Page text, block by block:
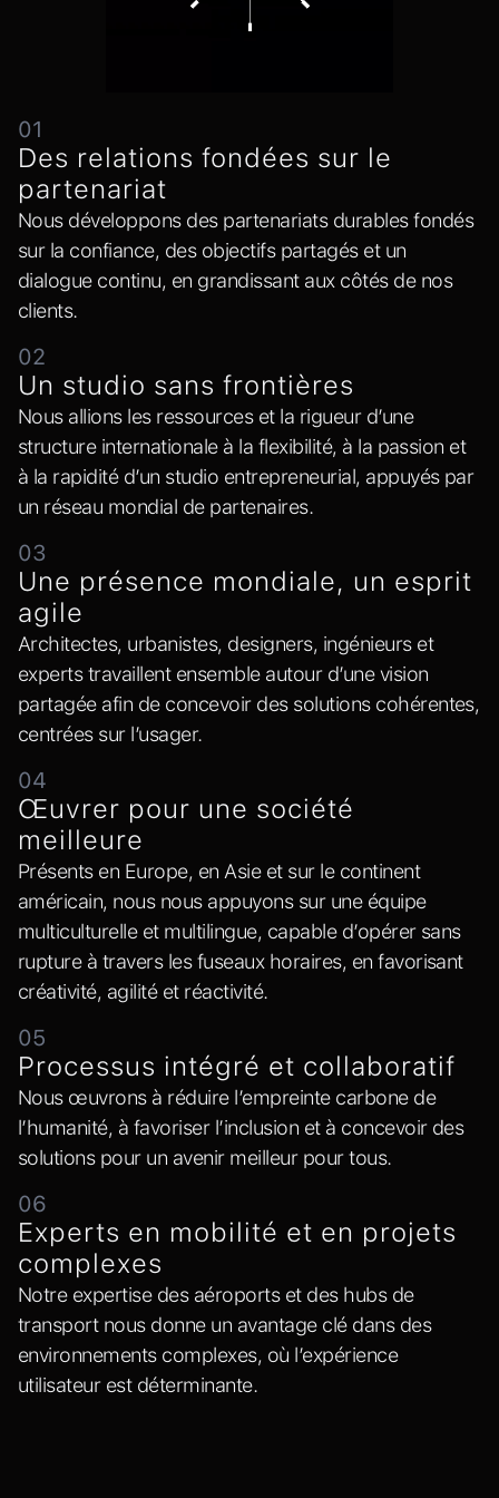
Nous croyons en une créativité performante.
Chaque projet donne lieu à une solution sur
performance.
Un urbanisme qui améliore
la qualité de vie
Nous percevons les villes comme des
écosystèmes vivants. Notre approche de
systèmes environnementaux, à renforcer les
dynamiques sociales et à favoriser une
croissance durable ainsi que la qualité de vie
des communautés.
01
Des relations fondées sur le
partenariat
Nous développons des partenariats durables fondés
sur la confiance, des objectifs partagés et un
dialogue continu, en grandissant aux côtés de nos
clients.
04
Œuvrer pour une société
meilleure
Présents en Europe, en Asie et sur le continent
américain, nous nous appuyons sur une équipe
multiculturelle et multilingue, capable d’opérer sans
rupture à travers les fuseaux horaires, en favorisant
créativité, agilité et réactivité.
02
Un studio sans frontières
Nous allions les ressources et la rigueur d’une
structure internationale à la flexibilité, à la passion et
à la rapidité d’un studio entrepreneurial, appuyés par
un réseau mondial de partenaires.
05
Processus intégré et collaboratif
Nous œuvrons à réduire l’empreinte carbone de
l’humanité, à favoriser l’inclusion et à concevoir des
solutions pour un avenir meilleur pour tous.
03
Une présence mondiale, un esprit
agile
Architectes, urbanistes, designers, ingénieurs et
experts travaillent ensemble autour d’une vision
partagée afin de concevoir des solutions cohérentes,
centrées sur l’usager.
06
Experts en mobilité et en projets
complexes
Notre expertise des aéroports et des hubs de
transport nous donne un avantage clé dans des
environnements complexes, où l’expérience
utilisateur est déterminante.